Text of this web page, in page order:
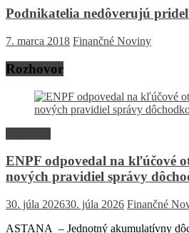
Podnikatelia nedôverujú
7. marca 2018 Finančné Noviny
Rozhovor
ENPF odpovedal na kľúčové
nových pravidiel správy
30. júla 202630. júla 2026 Finančné
ASTANA – Jednotný akumulatívny